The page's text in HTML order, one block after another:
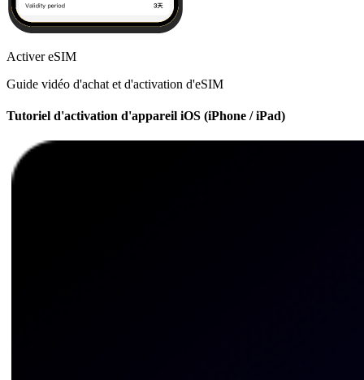
Activer eSIM
Guide vidéo d'achat et d'activation d'eSIM
Tutoriel d'activation d'appareil iOS (iPhone / iPad)